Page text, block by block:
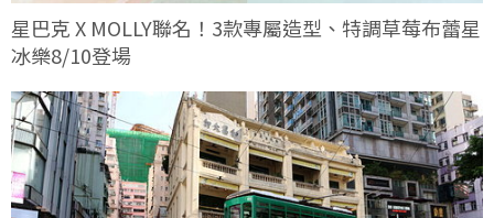
星巴克 X MOLLY聯名！3款專屬造型、特調草莓布蕾星
冰樂8/10登場